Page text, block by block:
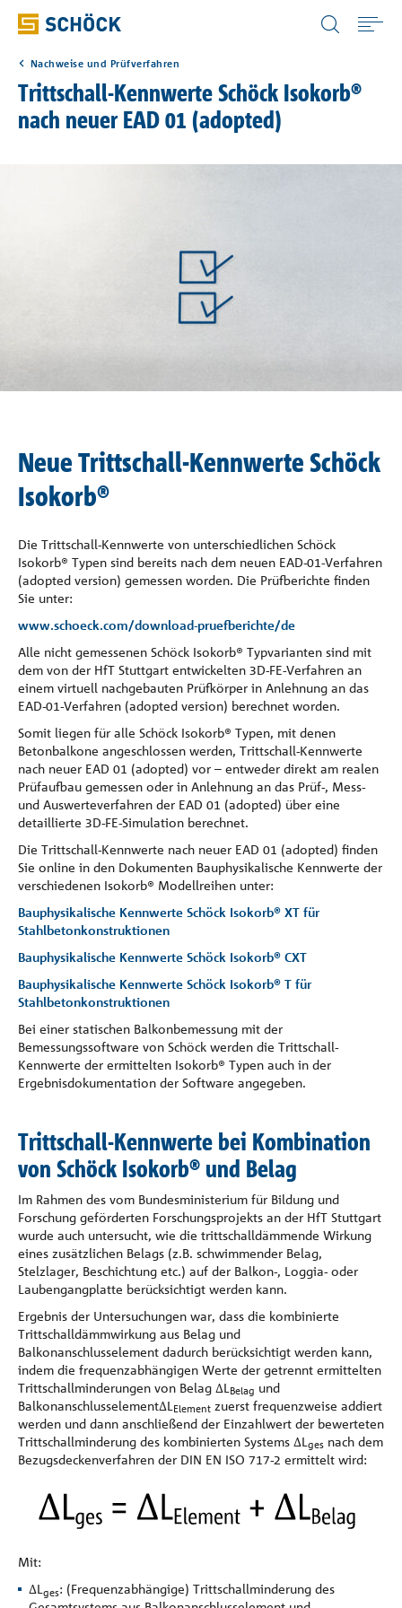
Anwendungen
Unternehmen
Germany (DE) Deutsch
Nachweise und Prüfverfahren
Trittschall-Kennwerte Schöck Isokorb®
nach neuer EAD 01 (adopted)
Neue Trittschall-Kennwerte Schöck
Isokorb®
Die Trittschall-Kennwerte von unterschiedlichen Schöck
Isokorb® Typen sind bereits nach dem neuen EAD-01-Verfahren
(adopted version) gemessen worden. Die Prüfberichte finden
Sie unter:
www.schoeck.com/download-pruefberichte/de
Alle nicht gemessenen Schöck Isokorb® Typvarianten sind mit
dem von der HfT Stuttgart entwickelten 3D-FE-Verfahren an
einem virtuell nachgebauten Prüfkörper in Anlehnung an das
EAD-01-Verfahren (adopted version) berechnet worden.
Somit liegen für alle Schöck Isokorb® Typen, mit denen
Betonbalkone angeschlossen werden, Trittschall-Kennwerte
nach neuer EAD 01 (adopted) vor – entweder direkt am realen
Prüfaufbau gemessen oder in Anlehnung an das Prüf-, Mess-
und Auswerteverfahren der EAD 01 (adopted) über eine
detaillierte 3D-FE-Simulation berechnet.
Die Trittschall-Kennwerte nach neuer EAD 01 (adopted) finden
Sie online in den Dokumenten Bauphysikalische Kennwerte der
verschiedenen Isokorb® Modellreihen unter:
Bauphysikalische Kennwerte Schöck Isokorb® XT für
Stahlbetonkonstruktionen
Bauphysikalische Kennwerte Schöck Isokorb® CXT
Bauphysikalische Kennwerte Schöck Isokorb® T für
Stahlbetonkonstruktionen
Bei einer statischen Balkonbemessung mit der
Bemessungssoftware von Schöck werden die Trittschall-
Kennwerte der ermittelten Isokorb® Typen auch in der
Ergebnisdokumentation der Software angegeben.
Trittschall-Kennwerte bei Kombination
von Schöck Isokorb® und Belag
Im Rahmen des vom Bundesministerium für Bildung und
Forschung geförderten Forschungsprojekts an der HfT Stuttgart
wurde auch untersucht, wie die trittschalldämmende Wirkung
eines zusätzlichen Belags (z.B. schwimmender Belag,
Stelzlager, Beschichtung etc.) auf der Balkon-, Loggia- oder
Laubengangplatte berücksichtigt werden kann.
Ergebnis der Untersuchungen war, dass die kombinierte
Trittschalldämmwirkung aus Belag und
Balkonanschlusselement dadurch berücksichtigt werden kann,
indem die frequenzabhängigen Werte der getrennt ermittelten
Trittschallminderungen von Belag ∆L Belag und
Balkonanschlusselement∆L Element zuerst frequenzweise addiert
werden und dann anschließend der Einzahlwert der bewerteten
Trittschallminderung des kombinierten Systems ∆L ges nach dem
Bezugsdeckenverfahren der DIN EN ISO 717-2 ermittelt wird:
Mit:
∆L ges: (Frequenzabhängige) Trittschallminderung des